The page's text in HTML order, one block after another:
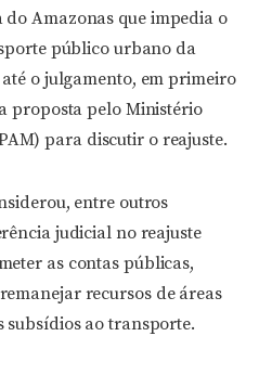
do Amazonas que impedia o
público urbano da
o julgamento, em primeiro
proposta pelo Ministério
para discutir o reajuste.
entre outros
judicial no reajuste
as contas públicas,
recursos de áreas
subsídios ao transporte.